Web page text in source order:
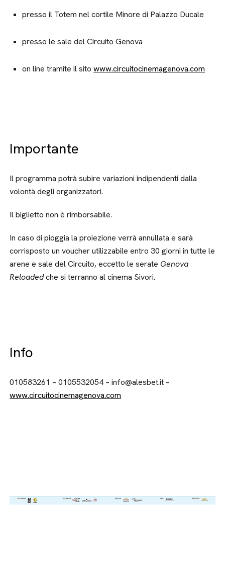
presso il Totem nel cortile Minore di Palazzo Ducale
presso le sale del Circuito Genova
on line tramite il sitowww.circuitocinemagenova.com
Importante
Il programma potrà subire variazioni indipendenti dalla
volontà degli organizzatori.
Il biglietto non è rimborsabile.
In caso di pioggia la proiezione verrà annullata e sarà
corrisposto un voucher utilizzabile entro 30 giorni in tutte le
arene e sale del Circuito, eccetto le serate Genova
Reloadedche si terranno al cinema Sivori.
Info
010583261 – 0105532054 – info@alesbet.it –
www.circuitocinemagenova.com